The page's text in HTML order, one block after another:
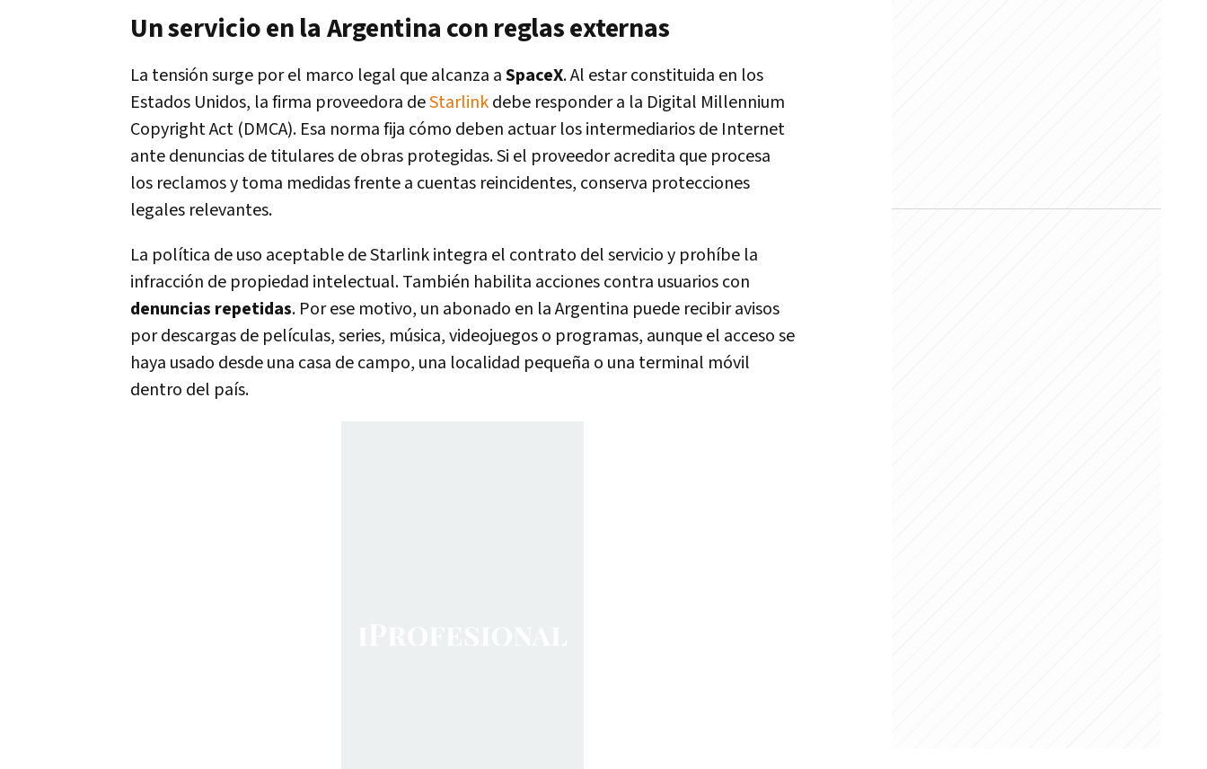
Un servicio en la Argentina con reglas externas
La tensión surge por el marco legal que alcanza aSpaceX. Al estar constituida en los
Estados Unidos, la firma proveedora deStarlinkdebe responder a la Digital Millennium
Copyright Act (DMCA). Esa norma fija cómo deben actuar los intermediarios de Internet
ante denuncias de titulares de obras protegidas. Si el proveedor acredita que procesa
los reclamos y toma medidas frente a cuentas reincidentes, conserva protecciones
legales relevantes.
La política de uso aceptable de Starlink integra el contrato del servicio y prohíbe la
infracción de propiedad intelectual. También habilita acciones contra usuarios con
denuncias repetidas. Por ese motivo, un abonado en la Argentina puede recibir avisos
por descargas de películas, series, música, videojuegos o programas, aunque el acceso se
haya usado desde una casa de campo, una localidad pequeña o una terminal móvil
dentro del país.